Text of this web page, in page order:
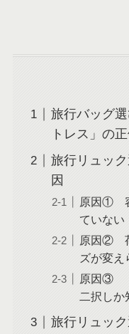
旅行バッグ
トレス」の
旅行リュッ
因
原因①
ていない
原因②
ズが変え
原因③
二択しか
旅行リュッ